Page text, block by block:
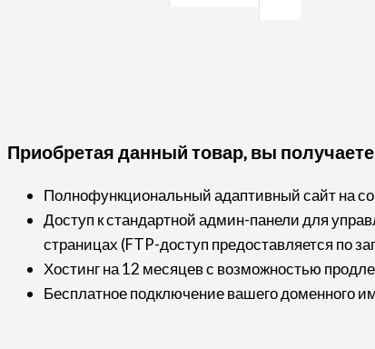
Приобретая данный товар, вы
Полнофункциональный адаптивный сайт на
Доступ к стандартной админ-панели для
страницах (FTP-доступ предоставляется по
Хостинг на 12 месяцев с возможностью
Бесплатное подключение вашего доменного